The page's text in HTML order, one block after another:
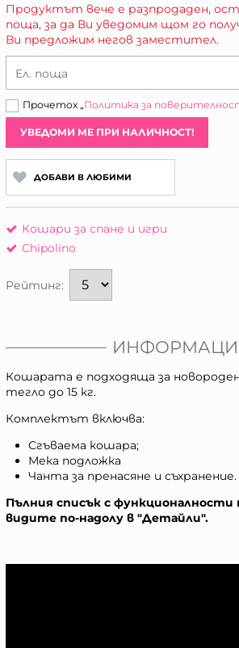
Продуктът вече е разпродаден,
поща, за да Ви уведомим щом го
Ви предложим негов заместител.
Ел. поща
Прочетох „Политика за
УВЕДОМИ МЕ ПРИ НАЛИЧНОСТ!
ДОБАВИ В ЛЮБИМИ
Кошари за спане и игри
Chipolino
Рейтинг:
Кошарата е подходяща за
тегло до 15 кг.
Комплектът включва:
Сгъваема кошара;
Мека подложка
Чанта за пренасяне и съхранение.
Пълния списък с
видите по-надолу в "Детайли".